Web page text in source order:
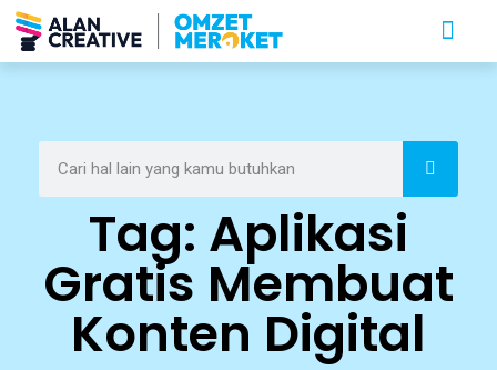
Tag: Aplikasi
Gratis Membuat
Konten Digital